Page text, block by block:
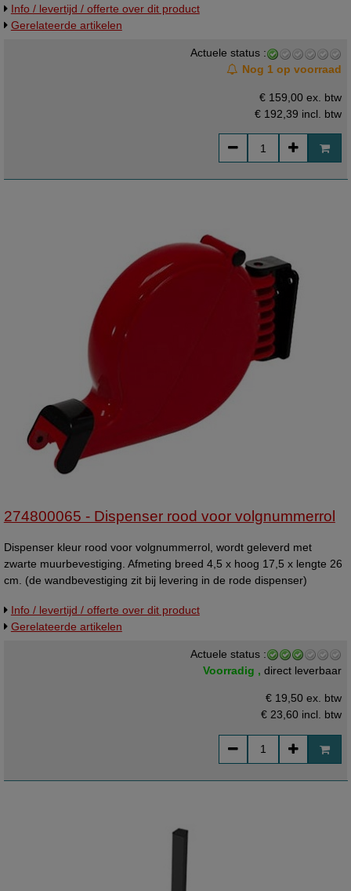
Nummering loopt telkens met 1 nummer op. Lengte van het netsnoer
aan het display is 1,8 meter. DIT IS DE MICROPOINT , de kleinere
Info / levertijd / offerte over dit product
Gerelateerde artikelen
Actuele status :
Nog 1 op voorraad
€ 159,00 ex. btw
€ 192,39 incl. btw
274800065 - Dispenser rood voor volgnummerrol
Dispenser kleur rood voor volgnummerrol, wordt geleverd met
zwarte muurbevestiging. Afmeting breed 4,5 x hoog 17,5 x lengte 26
cm. (de wandbevestiging zit bij levering in de rode dispenser)
Info / levertijd / offerte over dit product
Gerelateerde artikelen
Actuele status :
Voorradig ,direct leverbaar
€ 19,50 ex. btw
€ 23,60 incl. btw